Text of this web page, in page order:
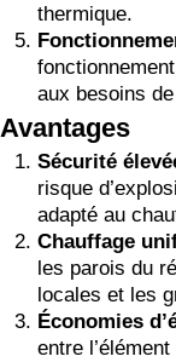
thermique.
aux besoins
Avantages
Sécurité
risque
adapté au
Chauffage
les parois du
locales et les
Économies
entre